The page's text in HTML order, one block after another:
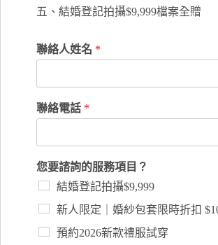
五、結婚登記拍攝$9,999檔案全贈
聯絡人姓名 *
聯絡電話 *
您要諮詢的服務項目？
結婚登記拍攝$9,999
新人限定｜婚紗包套限時折扣
預約2026新款禮服試穿